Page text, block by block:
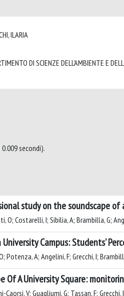
ILARIA
DI SCIENZE DELL'AMBIENTE E
secondi).
study on the soundscape
O; Costarelli, I; Sibilia, A; Brambilla, G;
Campus: Students’
A; Angelini, F; Grecchi, I;
Of A University Square:
V; Guagliumi, G; Tassan, F; Grecchi,